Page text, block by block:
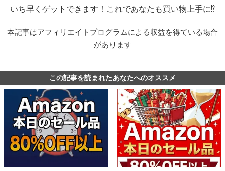
いち早くゲットできます！これであなたも買い物上手に⁉
本記事はアフィリエイトプログラムによる収益を得ている場合
があります
この記事を読まれたあなたへのオススメ